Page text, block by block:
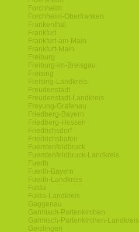
Forchheim
Forchheim-Oberfranken
Frankenthal
Frankfurt
Frankfurt-am-Main
Frankfurt-Main
Freiburg
Freiburg-im-Breisgau
Freising
Freising-Landkreis
Freudenstadt
Freudenstadt-Landkreis
Freyung-Grafenau
Friedberg-Bayern
Friedberg-Hessen
Friedrichsdorf
Friedrichshafen
Fuerstenfeldbruck
Fuerstenfeldbruck-Landkreis
Fuerth
Fuerth-Bayern
Fuerth-Landkreis
Fulda
Fulda-Landkreis
Gaggenau
Garmisch-Partenkirchen
Garmisch-Partenkirchen-Landkreis
Geislingen